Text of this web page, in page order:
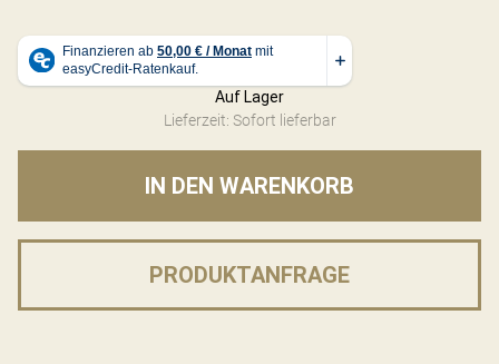
Auf Lager
Lieferzeit: Sofort lieferbar
IN DEN WARENKORB
PRODUKTANFRAGE